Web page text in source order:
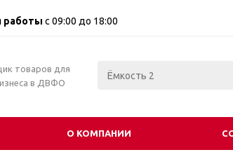
работы с 09:00 до 18:00
товаров для
в ДВФО
О КОМПАНИИ